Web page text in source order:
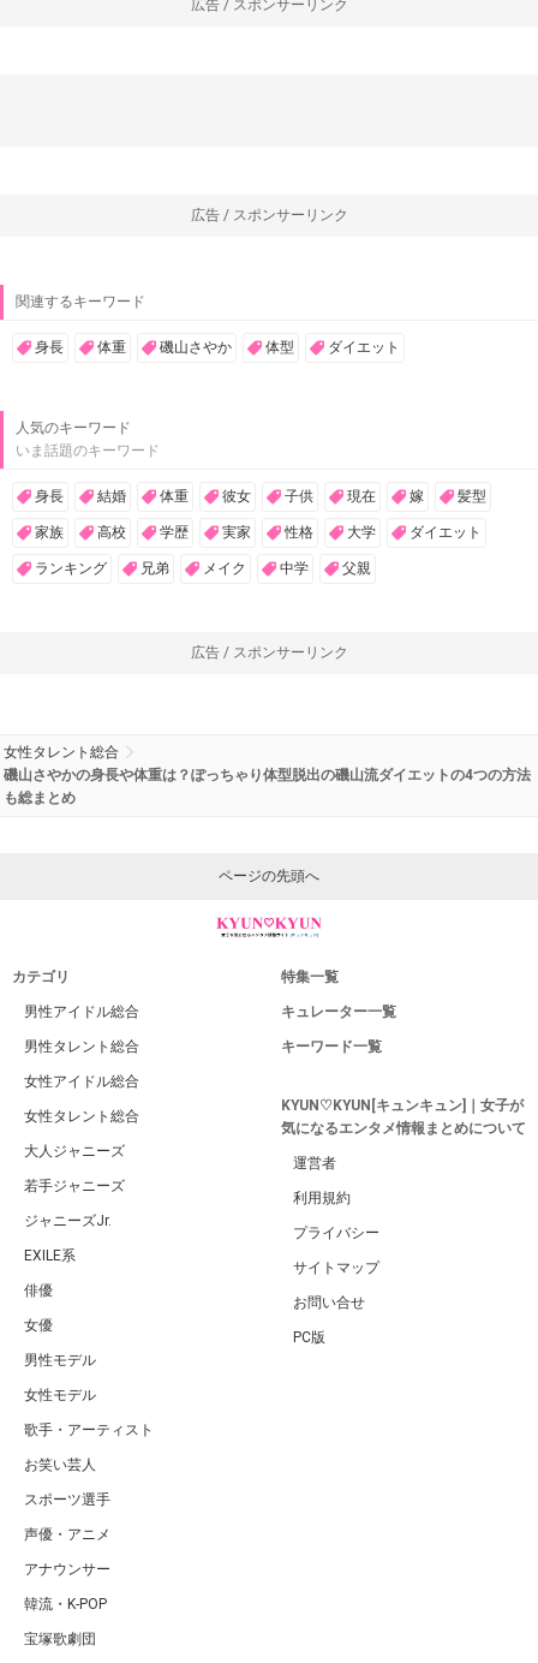
広告 / スポンサーリンク
広告 / スポンサーリンク
関連するキーワード
身長 体重 磯山さやか 体型 ダイエット
人気のキーワード
いま話題のキーワード
身長 結婚 体重 彼女 子供 現在 嫁 髪型
家族 高校 学歴 実家 性格 大学 ダイエット
ランキング 兄弟 メイク 中学 父親
広告 / スポンサーリンク
女性タレント総合
磯山さやかの身長や体重は？ぽっちゃり体型脱出の磯山流ダイエットの4つの方法
も総まとめ
ページの先頭へ
カテゴリ
男性アイドル総合
男性タレント総合
女性アイドル総合
女性タレント総合
大人ジャニーズ
若手ジャニーズ
ジャニーズJr.
EXILE系
俳優
女優
男性モデル
女性モデル
歌手・アーティスト
お笑い芸人
スポーツ選手
声優・アニメ
アナウンサー
韓流・K-POP
宝塚歌劇団
特集一覧
キュレーター一覧
キーワード一覧
KYUN♡KYUN[キュンキュン]｜女子が
気になるエンタメ情報まとめについて
運営者
利用規約
プライバシー
サイトマップ
お問い合せ
PC版